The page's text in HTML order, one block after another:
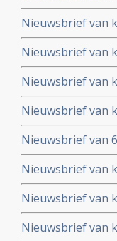
Nieuwsbrief van
Nieuwsbrief van
Nieuwsbrief van
Nieuwsbrief van
Nieuwsbrief van
Nieuwsbrief van
Nieuwsbrief van
Nieuwsbrief van